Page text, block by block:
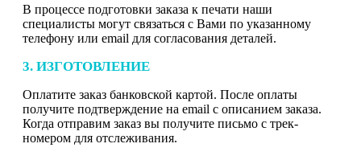
В процессе подготовки заказа к печати наши
специалисты могут связаться с Вами по указанному
телефону или email для согласования деталей.
3. ИЗГОТОВЛЕНИЕ
Оплатите заказ банковской картой. После оплаты
получите подтверждение на email с описанием заказа.
Когда отправим заказ вы получите письмо с трек-
номером для отслеживания.